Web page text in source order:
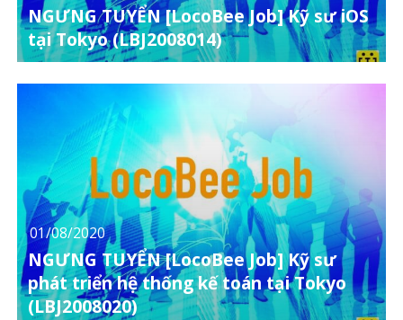
NGƯNG TUYỂN [LocoBee Job] Kỹ sư iOS
tại Tokyo (LBJ2008014)
01/08/2020
NGƯNG TUYỂN [LocoBee Job] Kỹ sư
phát triển hệ thống kế toán tại Tokyo
(LBJ2008020)